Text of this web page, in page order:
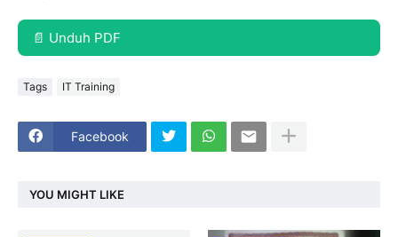
📄 Unduh PDF
Tags IT Training
Facebook
YOU MIGHT LIKE